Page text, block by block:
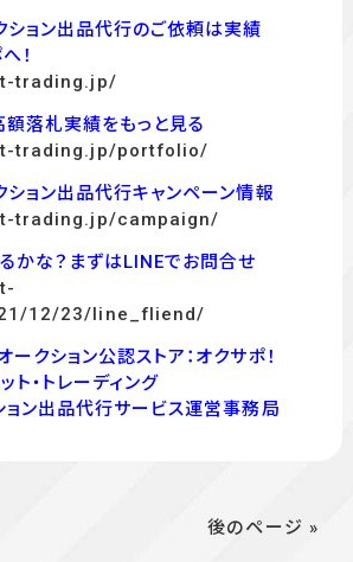
ョン出品代行のご依頼は実績
！
trading.jp/
落札実績をもっと見る
trading.jp/portfolio/
ョン出品代行キャンペーン情報
trading.jp/campaign/
かな？まずはLINEでお問合せ
12/23/line_fliend/
ークション公認ストア：オクサポ！
ト・トレーディング
ン出品代行サービス運営事務局
後のページ »